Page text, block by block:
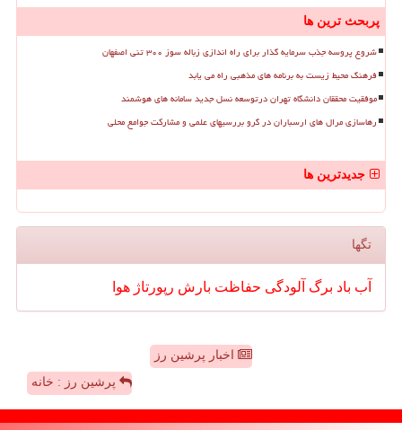
پربحث ترین ها
شروع پروسه جذب سرمایه گذار برای راه اندازی زباله سوز ۳۰۰ تنی اصفهان
فرهنگ محیط زیست به برنامه های مذهبی راه می یابد
موفقیت محققان دانشگاه تهران درتوسعه نسل جدید سامانه های هوشمند
رهاسازی مرال های ارسباران در گرو بررسیهای علمی و مشارکت جوامع محلی
جدیدترین ها
تگها
آب باد برگ آلودگی حفاظت بارش رپورتاژ هوا
اخبار پرشین رز
پرشین رز : خانه